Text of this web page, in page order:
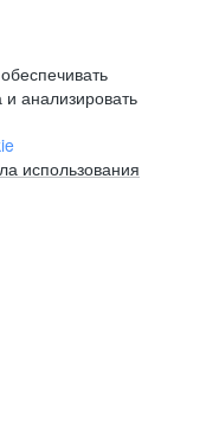
анализировать
использования